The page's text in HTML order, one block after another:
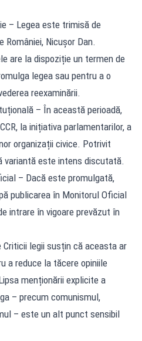
– Legea este trimisă de
Nicușor Dan.
are la dispoziție un termen de
legea sau pentru a o
reexaminării.
– În această perioadă,
la inițiativa parlamentarilor, a
organizații civice. Potrivit
variantă este intens discutată.
– Dacă este promulgată,
publicarea în Monitorul Oficial
intrare în vigoare prevăzut în
legii susțin că aceasta ar
a reduce la tăcere opiniile
menționării explicite a
– precum comunismul,
– este un alt punct sensibil